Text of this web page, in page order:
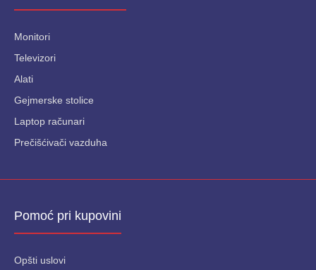
Monitori
Televizori
Alati
Gejmerske stolice
Laptop računari
Prečišćivači vazduha
Pomoć pri kupovini
Opšti uslovi